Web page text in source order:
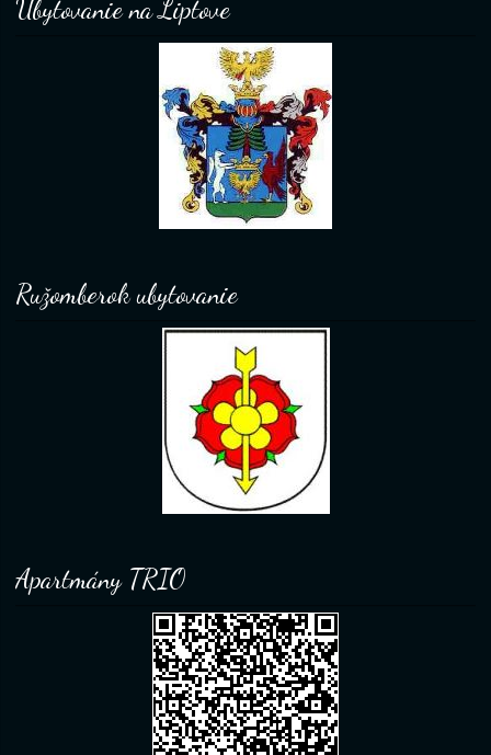
Ubytovanie na Liptove
Ružomberok ubytovanie
Apartmány TRIO